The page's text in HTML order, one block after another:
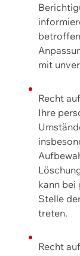
mit
Recht
Ihre
kann bei
Stelle
treten.
Recht